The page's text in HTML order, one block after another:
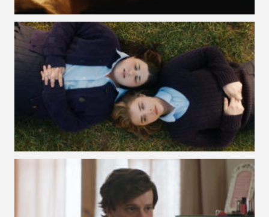
VOIR LA PHOTO EN GRAND FORMAT